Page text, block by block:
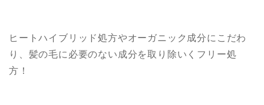
ヒートハイブリッド処方やオーガニック成分にこだわ
り、髪の毛に必要のない成分を取り除いくフリー処
方！